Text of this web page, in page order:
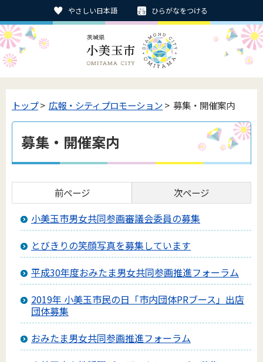
やさしい日本語 ひらがなをつける
トップ> 広報・シティプロモーション> 募集・開催案内
募集・開催案内
前ページ 次ページ
小美玉市男女共同参画審議会委員の募集
とびきりの笑顔写真を募集しています
平成30年度おみたま男女共同参画推進フォーラム
2019年 小美玉市民の日「市内団体PRブース」出店
団体募集
おみたま男女共同参画推進フォーラム